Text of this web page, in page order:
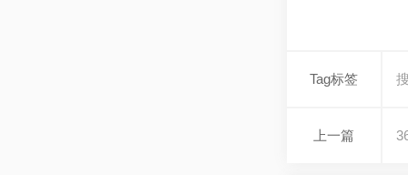
Tag标签
上一篇